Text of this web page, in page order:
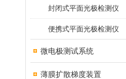
封闭式平面光极检测仪
便携式平面光极检测仪
微电极测试系统
薄膜扩散梯度装置